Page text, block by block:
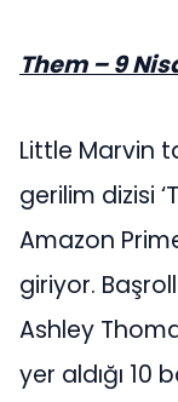
Them – 9
Little Marvin
gerilim dizisi
Amazon
giriyor.
Ashley
yer aldığı 10